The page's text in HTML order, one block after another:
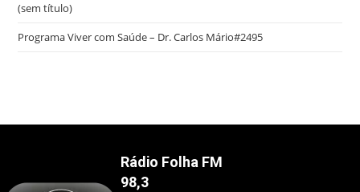
(sem título)
Programa Viver com Saúde – Dr. Carlos Mário#2495
Rádio Folha FM
98,3